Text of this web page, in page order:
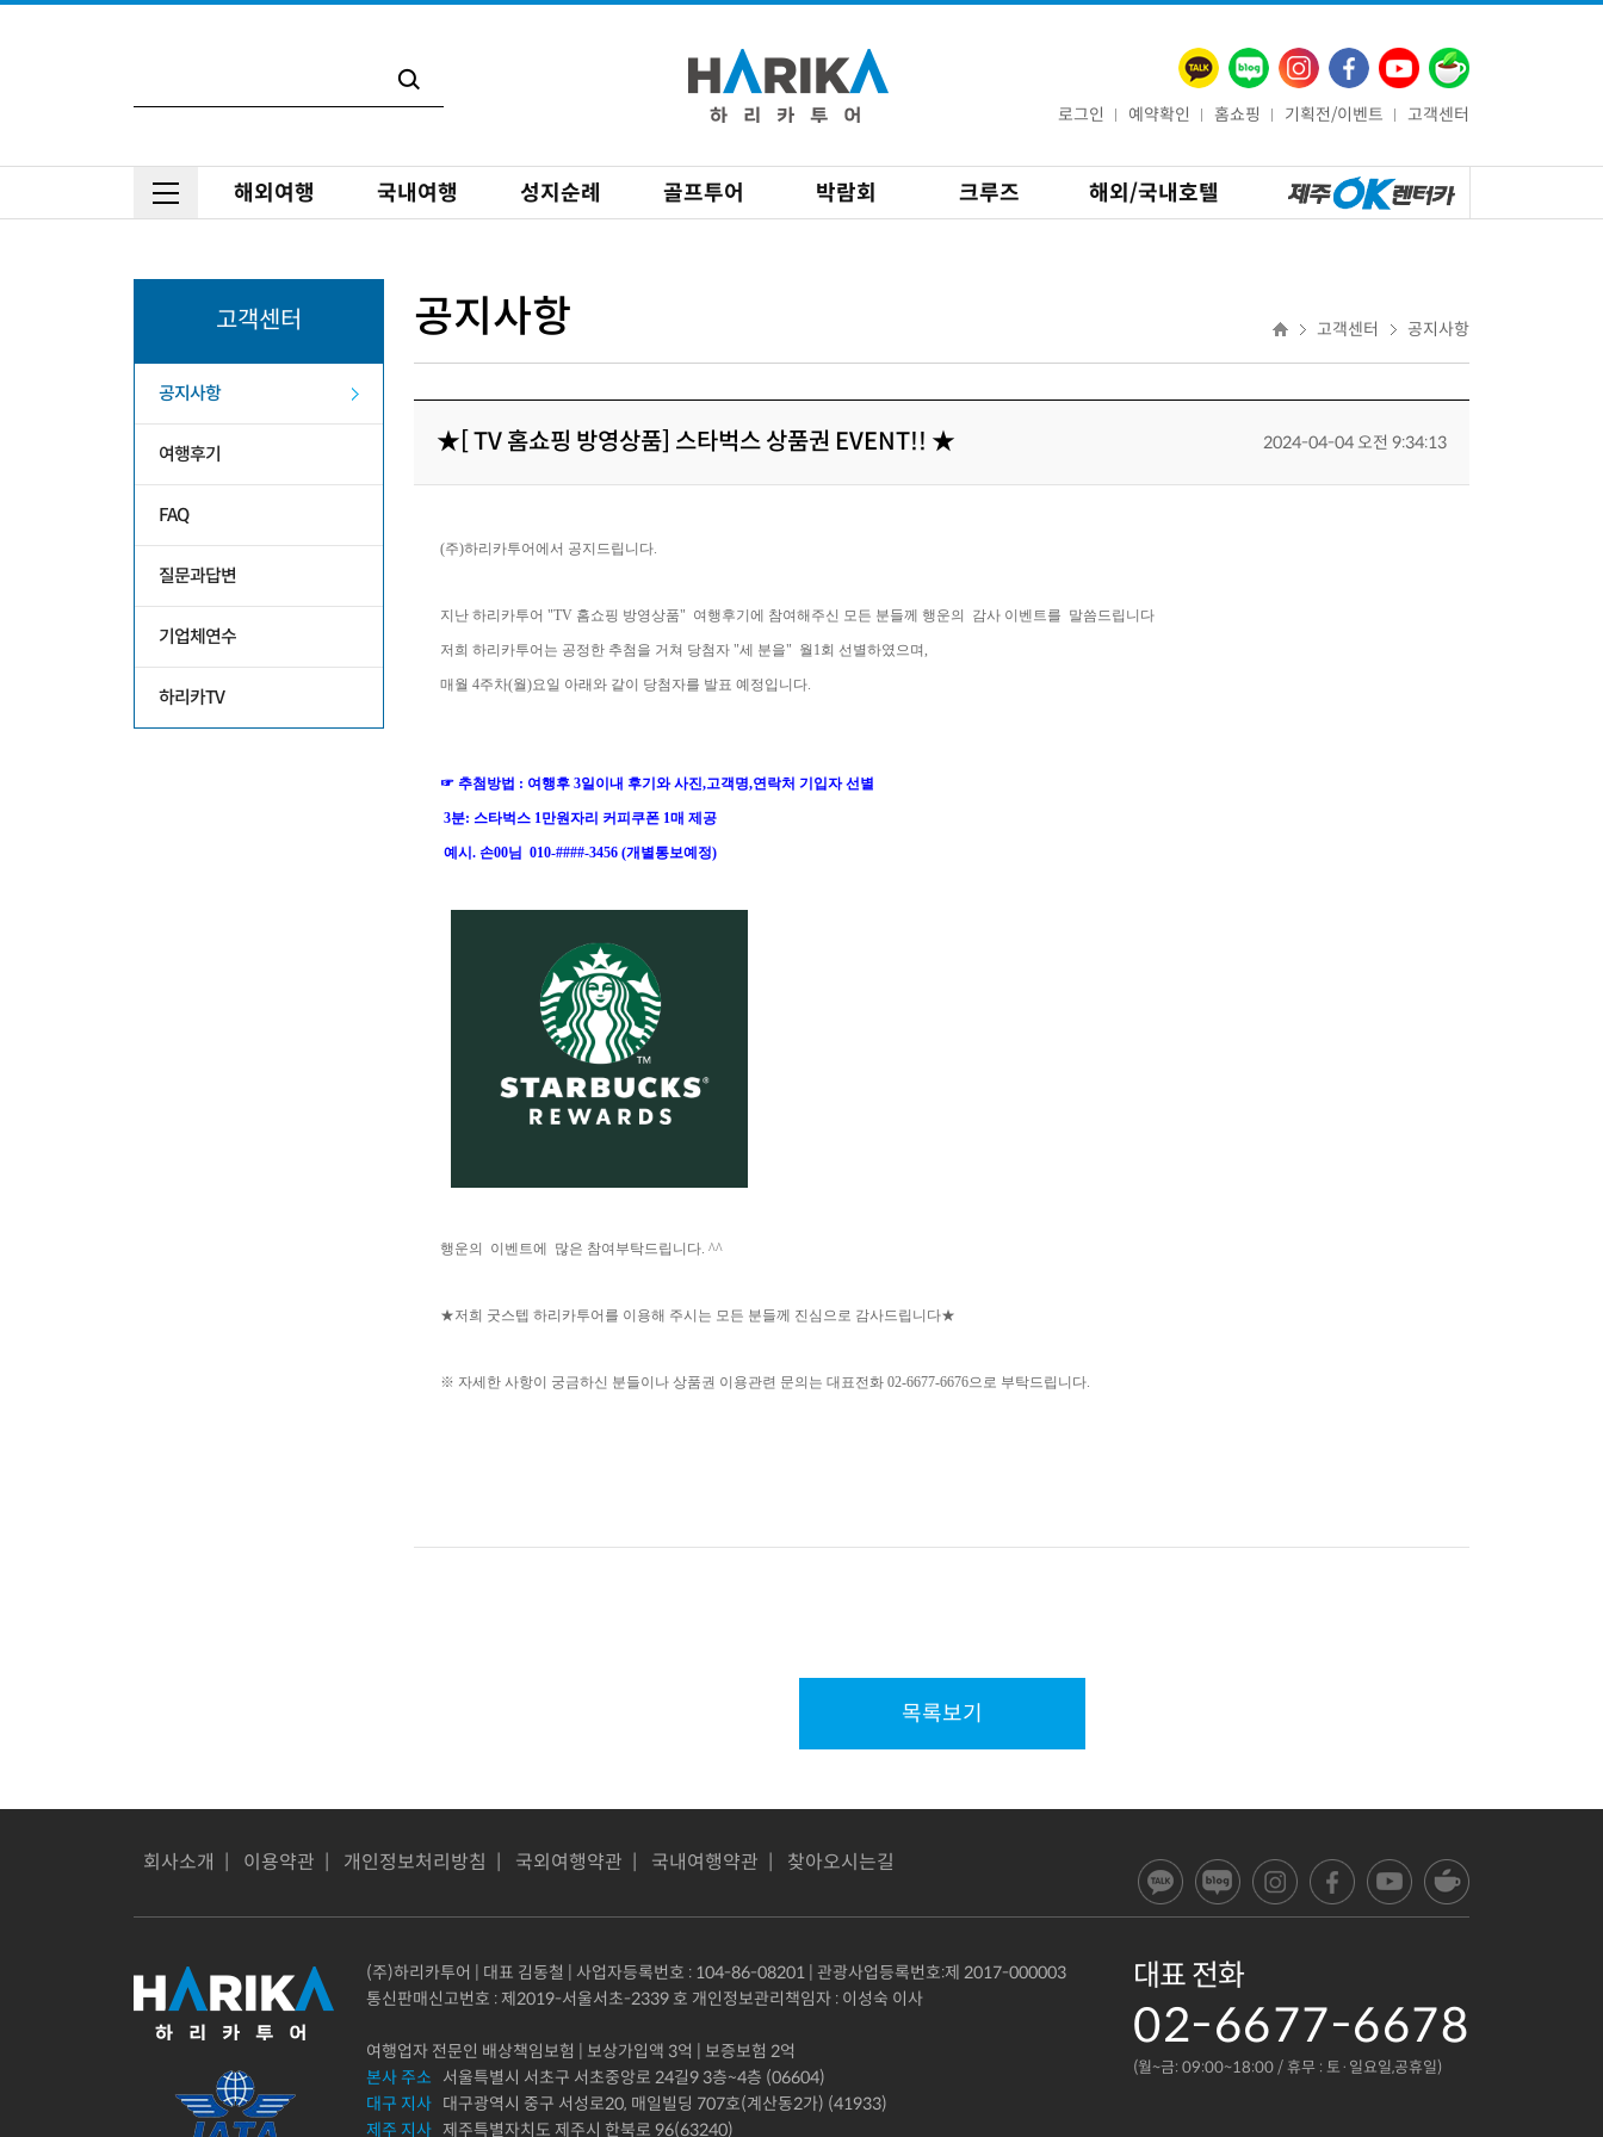
로그인 예약확인 홈쇼핑 기획전/이벤트 고객센터
해외여행 국내여행 성지순례 골프투어 박람회 크루즈 해외/국내호텔
고객센터 공지사항
고객센터
공지사항
여행후기
FAQ
질문과답변
기업체연수
하리카TV
공지사항
★[ TV 홈쇼핑 방영상품] 스타벅스 상품권 EVENT!! ★ 2024-04-04 오전 9:34:13
목록보기
회사소개 이용약관 개인정보처리방침 국외여행약관 국내여행약관 찾아오시는길
(주)하리카투어 | 대표 김동철 | 사업자등록번호 : 104-86-08201 | 관광사업등록번호:제 2017-000003
통신판매신고번호 : 제2019-서울서초-2339 호 개인정보관리책임자 : 이성숙 이사
여행업자 전문인 배상책임보험 | 보상가입액 3억 | 보증보험 2억
본사 주소 서울특별시 서초구 서초중앙로 24길9 3층~4층 (06604)
대구 지사 대구광역시 중구 서성로20, 매일빌딩 707호(계산동2가) (41933)
제주 지사 제주특별자치도 제주시 한북로 96(63240)
대표 전화
02-6677-6678
(월~금: 09:00~18:00 / 휴무 : 토·일요일,공휴일)